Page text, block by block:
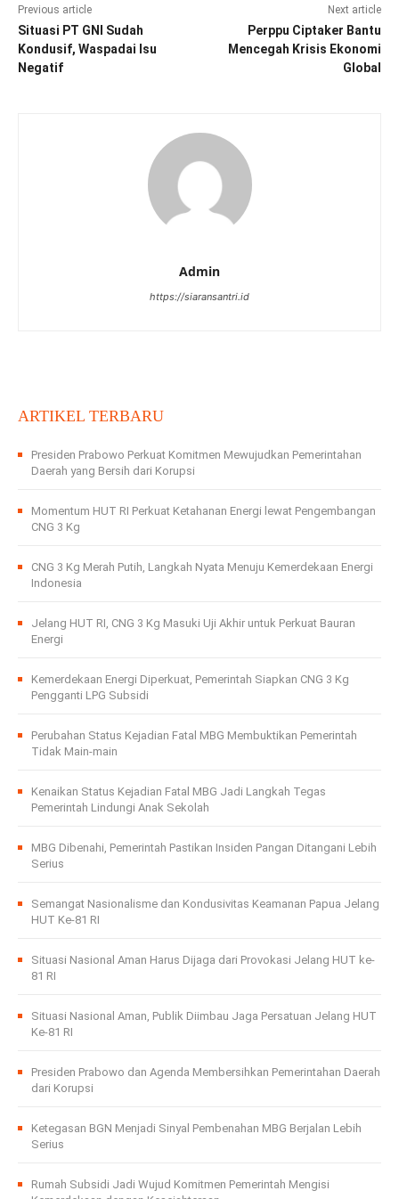
Previous article
Situasi PT GNI Sudah
Kondusif, Waspadai Isu
Negatif
Next article
Perppu Ciptaker Bantu
Mencegah Krisis Ekonomi
Global
Admin
https://siaransantri.id
ARTIKEL TERBARU
Presiden Prabowo Perkuat Komitmen Mewujudkan Pemerintahan
Daerah yang Bersih dari Korupsi
Momentum HUT RI Perkuat Ketahanan Energi lewat Pengembangan
CNG 3 Kg
CNG 3 Kg Merah Putih, Langkah Nyata Menuju Kemerdekaan Energi
Indonesia
Jelang HUT RI, CNG 3 Kg Masuki Uji Akhir untuk Perkuat Bauran
Energi
Kemerdekaan Energi Diperkuat, Pemerintah Siapkan CNG 3 Kg
Pengganti LPG Subsidi
Perubahan Status Kejadian Fatal MBG Membuktikan Pemerintah
Tidak Main-main
Kenaikan Status Kejadian Fatal MBG Jadi Langkah Tegas
Pemerintah Lindungi Anak Sekolah
MBG Dibenahi, Pemerintah Pastikan Insiden Pangan Ditangani Lebih
Serius
Semangat Nasionalisme dan Kondusivitas Keamanan Papua Jelang
HUT Ke-81 RI
Situasi Nasional Aman Harus Dijaga dari Provokasi Jelang HUT ke-
81 RI
Situasi Nasional Aman, Publik Diimbau Jaga Persatuan Jelang HUT
Ke-81 RI
Presiden Prabowo dan Agenda Membersihkan Pemerintahan Daerah
dari Korupsi
Ketegasan BGN Menjadi Sinyal Pembenahan MBG Berjalan Lebih
Serius
Rumah Subsidi Jadi Wujud Komitmen Pemerintah Mengisi